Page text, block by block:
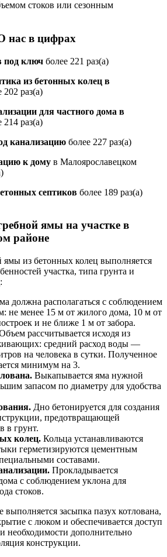
стоков или сезонным
нас в цифрах
под ключ более 221 раз(а)
из бетонных колец в
202 раз(а)
для частного дома в
214 раз(а)
канализацию более 227 раз(а)
к дому в Малоярославецком
септиков более 189 раз(а)
ямы на участке в
районе
ямы из бетонных колец выполняется
участка, типа грунта и
должна располагаться с соблюдением
не менее 15 м от жилого дома, 10 м от
и не ближе 1 м от забора.
рассчитывается исходя из
средний расход воды —
на человека в сутки. Полученное
минимум на 3.
Выкапывается яма нужной
запасом по диаметру для удобства
Дно бетонируется для создания
предотвращающей
в грунт.
колец. Кольца устанавливаются
герметизируются цементным
составами.
Прокладывается
с соблюдением уклона для
стоков.
засыпка пазух котлована,
с люком и обеспечивается доступ
необходимости дополнительно
конструкции.